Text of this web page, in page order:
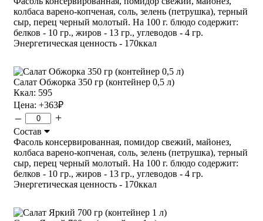
колбаса варено-копченая, соль, зелень (петрушка), терный
сыр, перец черный молотый. На 100 г. блюдо содержит:
белков - 10 гр., жиров - 13 гр., углеводов - 4 гр.
Энергетическая ценность - 170ккал
Салат Обжорка 350 гр (контейнер 0,5 л)
Ккал: 595
Цена: +363₽
– +
Состав
Фасоль консервированная, помидор свежий, майонез,
колбаса варено-копченая, соль, зелень (петрушка), терный
сыр, перец черный молотый. На 100 г. блюдо содержит:
белков - 10 гр., жиров - 13 гр., углеводов - 4 гр.
Энергетическая ценность - 170ккал